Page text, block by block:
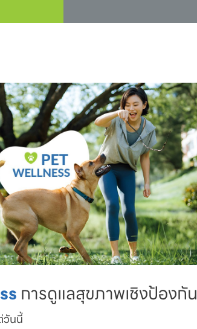
การดูแลสุขภาพเชิงป้องกัน
วันนี้